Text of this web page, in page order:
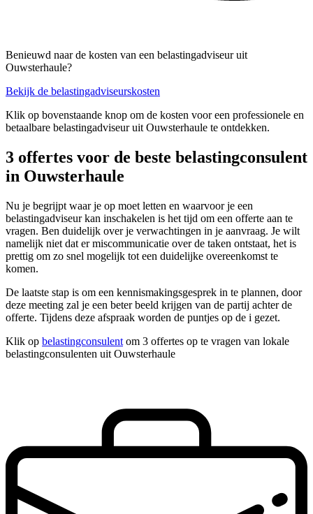
Benieuwd naar de kosten van een belastingadviseur uit
Ouwsterhaule?
Bekijk de belastingadviseurskosten
Klik op bovenstaande knop om de kosten voor een professionele en
betaalbare belastingadviseur uit Ouwsterhaule te ontdekken.
3 offertes voor de beste belastingconsulent
in Ouwsterhaule
Nu je begrijpt waar je op moet letten en waarvoor je een
belastingadviseur kan inschakelen is het tijd om een offerte aan te
vragen. Ben duidelijk over je verwachtingen in je aanvraag. Je wilt
namelijk niet dat er miscommunicatie over de taken ontstaat, het is
prettig om zo snel mogelijk tot een duidelijke overeenkomst te
komen.
De laatste stap is om een kennismakingsgesprek in te plannen, door
deze meeting zal je een beter beeld krijgen van de partij achter de
offerte. Tijdens deze afspraak worden de puntjes op de i gezet.
Klik op belastingconsulent om 3 offertes op te vragen van lokale
belastingconsulenten uit Ouwsterhaule